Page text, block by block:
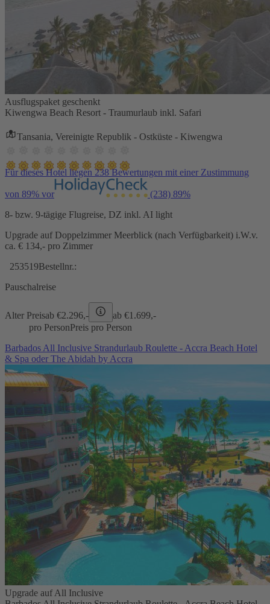
Ausflugspaket geschenkt
Kiwengwa Beach Resort - Traumurlaub inkl. Safari
Tansania, Vereinigte Republik - Ostküste - Kiwengwa
Für dieses Hotel liegen 238 Bewertungen mit einer Zustimmung
von 89% vor (238) 89%
8- bzw. 9-tägige Flugreise, DZ inkl. AI light
Upgrade auf Doppelzimmer Meerblick (nach Verfügbarkeit) i.W.v.
ca. € 134,- pro Zimmer
253519Bestellnr.:
Pauschalreise
Alter Preisab €2.296,- ab €1.699,-
pro PersonPreis pro Person
Barbados All Inclusive Strandurlaub Roulette - Accra Beach Hotel
& Spa oder The Abidah by Accra
Upgrade auf All Inclusive